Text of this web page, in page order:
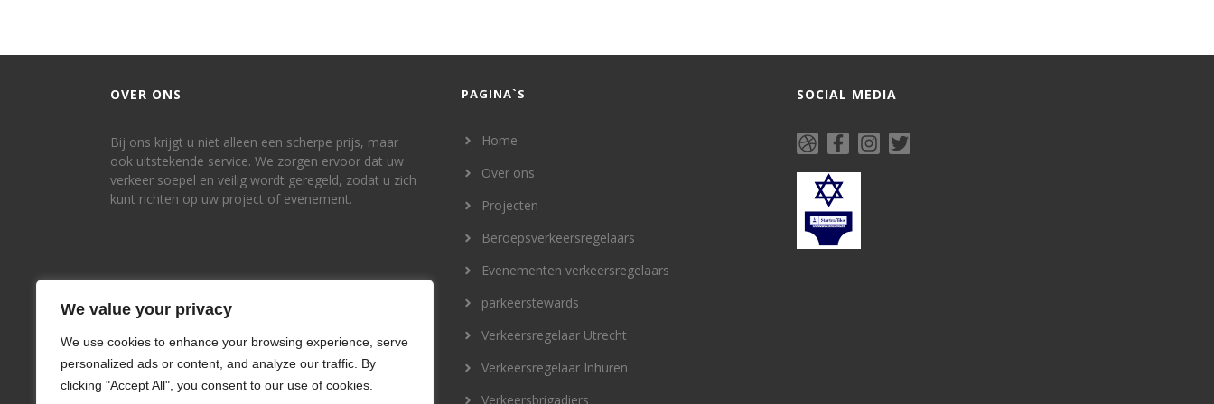
We value your privacy
We use cookies to enhance your browsing experience, serve
personalized ads or content, and analyze our traffic. By
clicking "Accept All", you consent to our use of cookies.
OVER ONS
Bij ons krijgt u niet alleen een scherpe prijs, maar
ook uitstekende service. We zorgen ervoor dat uw
verkeer soepel en veilig wordt geregeld, zodat u zich
kunt richten op uw project of evenement.
PAGINA`S
Home
Over ons
Projecten
Beroepsverkeersregelaars
Evenementen verkeersregelaars
parkeerstewards
Verkeersregelaar Utrecht
Verkeersregelaar Inhuren
Verkeersbrigadiers
SOCIAL MEDIA